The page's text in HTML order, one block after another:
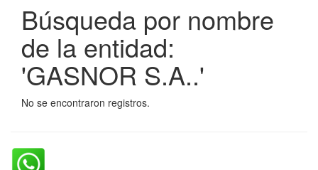
Búsqueda por nombre
de la entidad:
'GASNOR S.A..'
No se encontraron registros.